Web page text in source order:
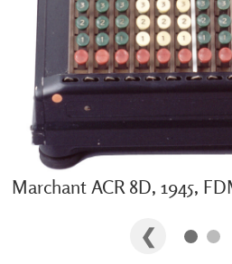
Marchant ACR 8D, 1945,